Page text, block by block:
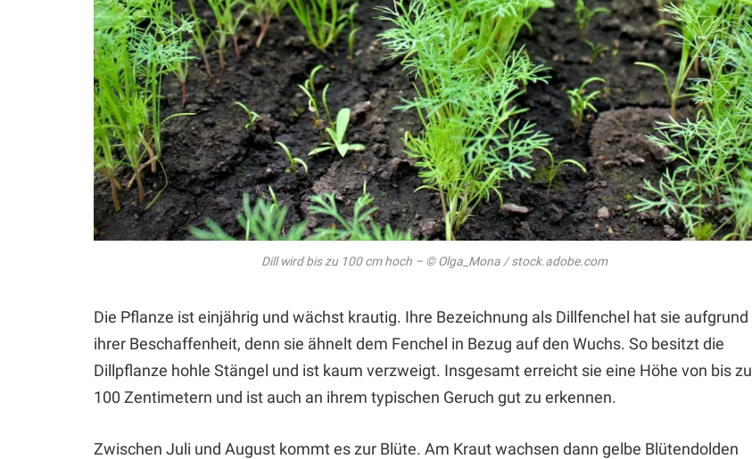
Dill wird bis zu 100 cm hoch – © Olga_Mona / stock.adobe.com
Die Pflanze ist einjährig und wächst krautig. Ihre Bezeichnung als Dillfenchel hat sie aufgrund
ihrer Beschaffenheit, denn sie ähnelt dem Fenchel in Bezug auf den Wuchs. So besitzt die
Dillpflanze hohle Stängel und ist kaum verzweigt. Insgesamt erreicht sie eine Höhe von bis zu
100 Zentimetern und ist auch an ihrem typischen Geruch gut zu erkennen.
Zwischen Juli und August kommt es zur Blüte. Am Kraut wachsen dann gelbe Blütendolden